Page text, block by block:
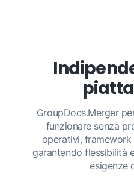
GroupDocs.Merger
funzionare senza
operativi,
garantendo flessibilità
esigenze